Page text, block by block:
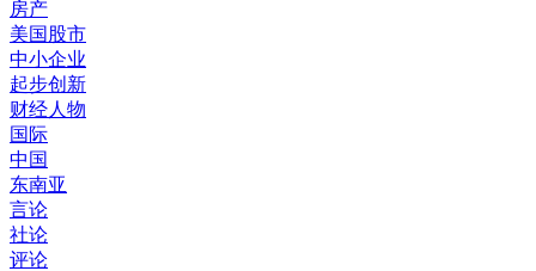
房产
美国股市
中小企业
起步创新
财经人物
国际
中国
东南亚
言论
社论
评论